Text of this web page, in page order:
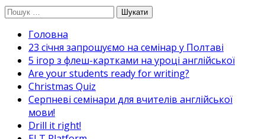
Перейти
вмісту
Пошук:
Головна
23 січня запрошуємо на семінар у Полтаві
5 ігор з флеш-картками на уроці англійської
Are your students ready for writing?
Christmas Quiz
Cерпневі семінари для вчителів англійської
мови!
Drill it right!